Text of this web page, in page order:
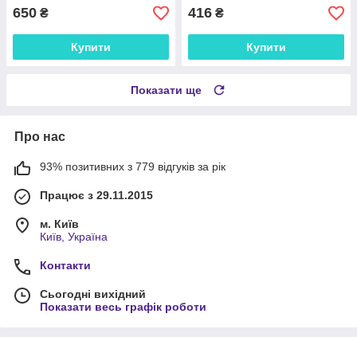
650 ₴
Купити
416 ₴
Купити
Показати ще
Про нас
93% позитивних з 779 відгуків за рік
Працює з 29.11.2015
м. Київ
Київ, Україна
Контакти
Сьогодні вихідний
Показати весь графік роботи